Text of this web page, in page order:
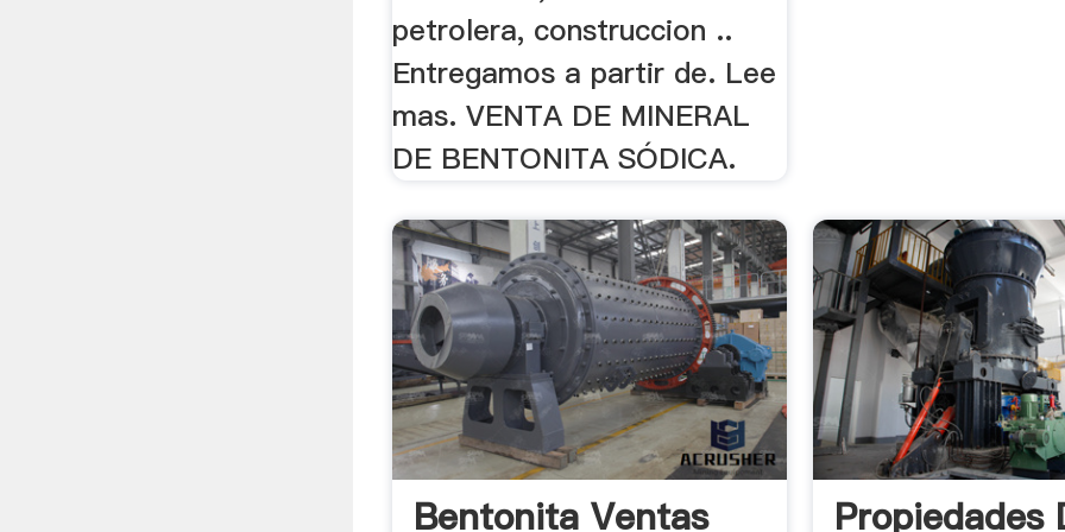
petrolera, construccion ..
Entregamos a partir de. Lee
mas. VENTA DE MINERAL
DE BENTONITA SÓDICA.
Bentonita Ventas Propiedades